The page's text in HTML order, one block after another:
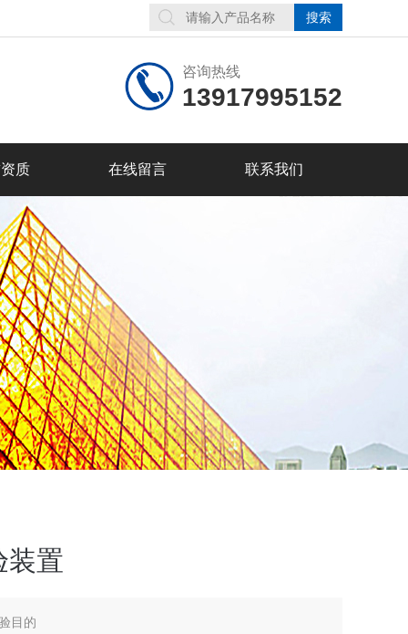
咨询热线
13917995152
质 在线留言 联系我们
装置
目的